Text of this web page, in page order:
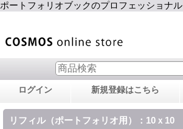
ポートフォリオブックのプロフェッショナル
ログイン 新規登録はこちら
リフィル（ポートフォリオ用）：10ｘ10